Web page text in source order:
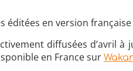
éditées en version
diffusées d’avril à
en France sur